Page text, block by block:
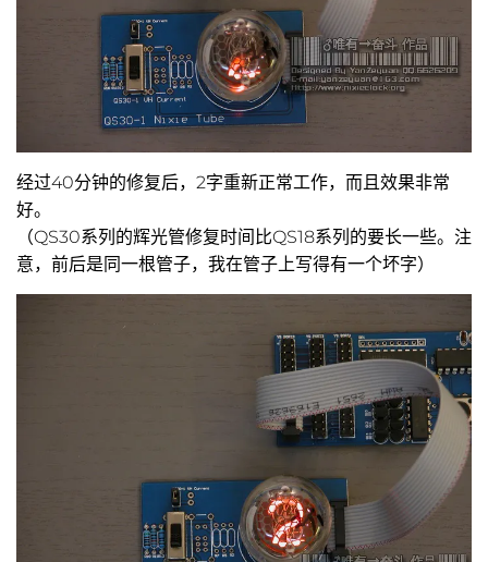
经过40分钟的修复后，2字重新正常工作，而且效果非常
好。
（QS30系列的辉光管修复时间比QS18系列的要长一些。注
意，前后是同一根管子，我在管子上写得有一个坏字）